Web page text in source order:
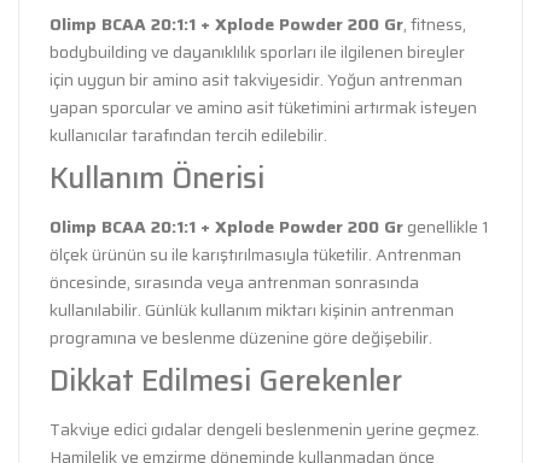
Olimp BCAA 20:1:1 + Xplode Powder 200 Gr, fitness,
bodybuilding ve dayanıklılık sporları ile ilgilenen bireyler
için uygun bir amino asit takviyesidir. Yoğun antrenman
yapan sporcular ve amino asit tüketimini artırmak isteyen
kullanıcılar tarafından tercih edilebilir.
Kullanım Önerisi
Olimp BCAA 20:1:1 + Xplode Powder 200 Grgenellikle 1
ölçek ürünün su ile karıştırılmasıyla tüketilir. Antrenman
öncesinde, sırasında veya antrenman sonrasında
kullanılabilir. Günlük kullanım miktarı kişinin antrenman
programına ve beslenme düzenine göre değişebilir.
Dikkat Edilmesi Gerekenler
Takviye edici gıdalar dengeli beslenmenin yerine geçmez.
Hamilelik ve emzirme döneminde kullanmadan önce